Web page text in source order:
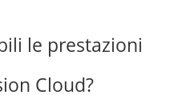
le prestazioni
Cloud?